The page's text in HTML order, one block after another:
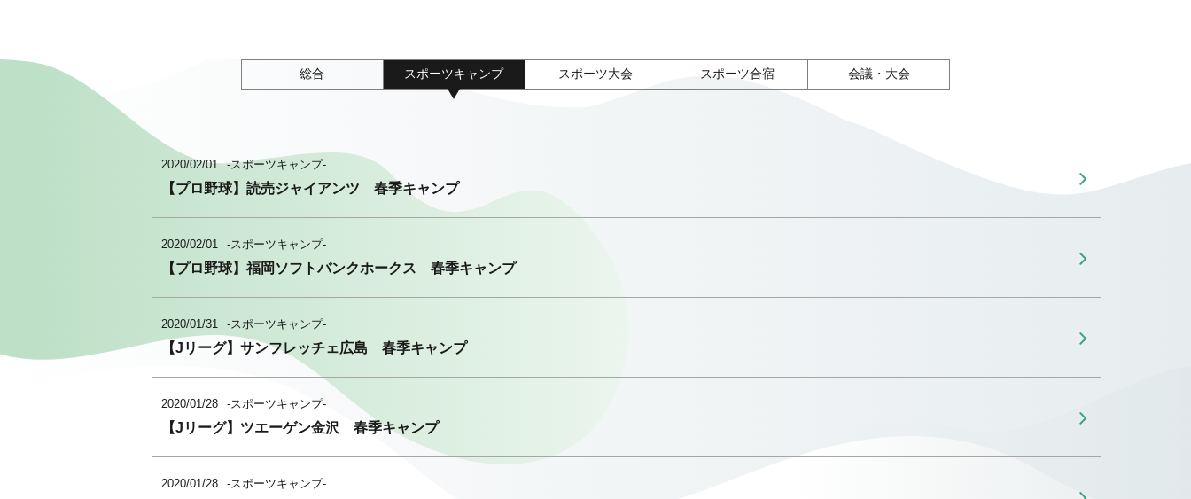
総合 スポーツキャンプ スポーツ大会 スポーツ合宿 会議・大会
2020/02/01 -スポーツキャンプ-
【プロ野球】読売ジャイアンツ 春季キャンプ
2020/02/01 -スポーツキャンプ-
【プロ野球】福岡ソフトバンクホークス 春季キャンプ
2020/01/31 -スポーツキャンプ-
【Jリーグ】サンフレッチェ広島 春季キャンプ
2020/01/28 -スポーツキャンプ-
【Jリーグ】ツエーゲン金沢 春季キャンプ
2020/01/28 -スポーツキャンプ-